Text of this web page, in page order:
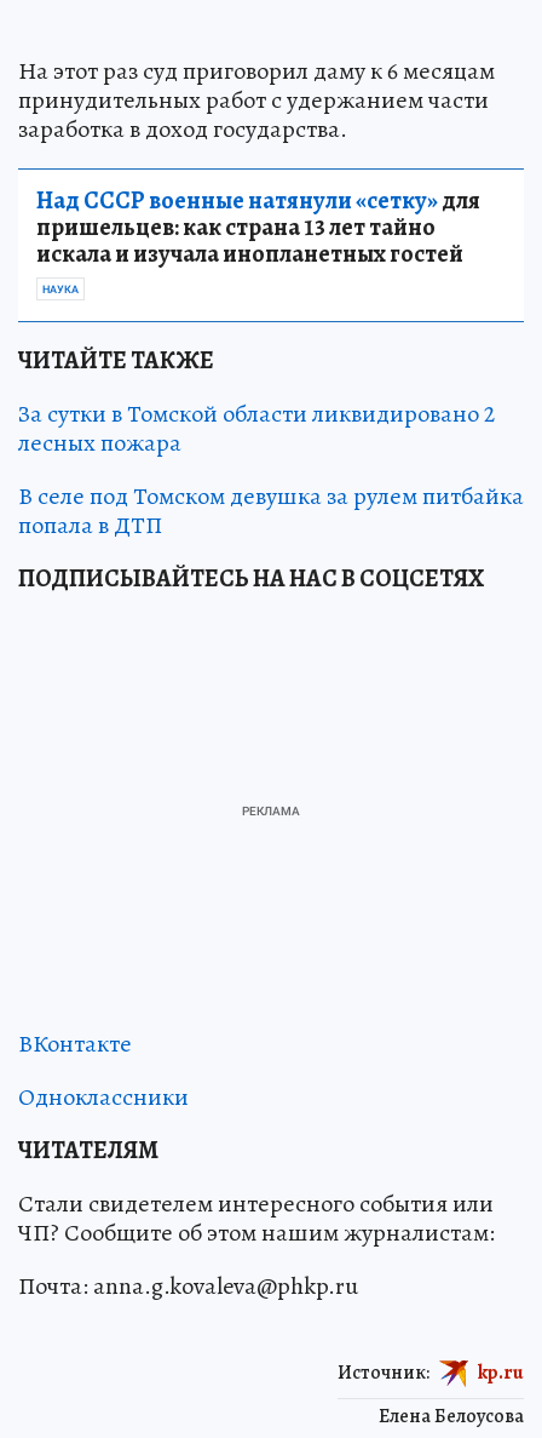
На этот раз суд приговорил даму к 6 месяцам
принудительных работ с удержанием части
заработка в доход государства.
Над СССР военные натянули «сетку»для
пришельцев: как страна 13 лет тайно
искала и изучала инопланетных гостей
НАУКА
ЧИТАЙТЕ ТАКЖЕ
За сутки в Томской области ликвидировано 2
лесных пожара
В селе под Томском девушка за рулем питбайка
попала в ДТП
ПОДПИСЫВАЙТЕСЬ НА НАС В СОЦСЕТЯХ
ВКонтакте
Одноклассники
ЧИТАТЕЛЯМ
Стали свидетелем интересного события или
ЧП? Сообщите об этом нашим журналистам:
Почта: anna.g.kovaleva@phkp.ru
Елена Белоусова
Источник: kp.ru